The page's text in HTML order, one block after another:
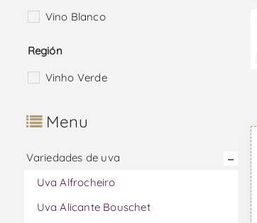
Vino Blanco
Región
Vinho Verde
Menu
Variedades de uva
Uva Alfrocheiro
Uva Alicante Bouschet